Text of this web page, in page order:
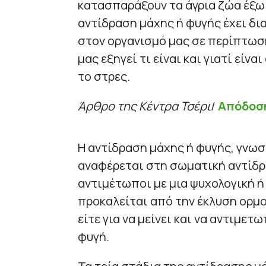
κατασπαράξουν τα άγρια ζώα
αντίδραση μάχης ή φυγής έχει
στον οργανισμό μας σε
μας εξηγεί τι είναι και γιατί
το στρες.
Άρθρο της Κέντρα Τσέρι/
Η αντίδραση μάχης ή φυγής,
αναφέρεται στη σωματική
αντιμέτωποι με μια ψυχολογική
προκαλείται από την έκλυση
είτε για να μείνει και να
φυγή.